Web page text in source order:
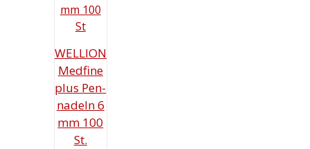
WELLION
Medfine
plus Pen-
nadeln 6
mm 100
St.